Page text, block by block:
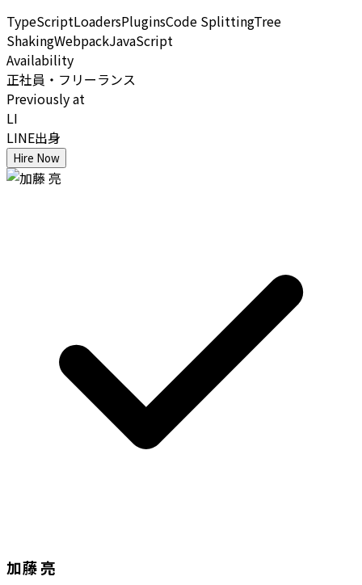
TypeScriptLoadersPluginsCode SplittingTree
ShakingWebpackJavaScript
Availability
正社員・フリーランス
Previously at
LI
LINE出身
Hire Now
加藤 亮